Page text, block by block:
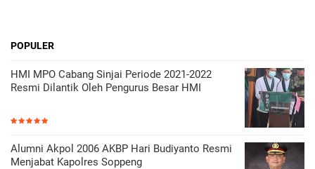
POPULER
HMI MPO Cabang Sinjai Periode 2021-2022
Resmi Dilantik Oleh Pengurus Besar HMI
Alumni Akpol 2006 AKBP Hari Budiyanto Resmi
Menjabat Kapolres Soppeng